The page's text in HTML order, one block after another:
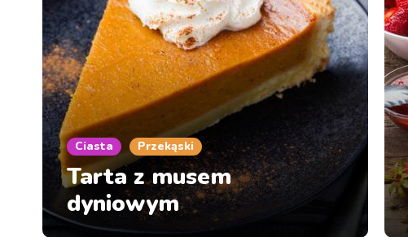
Ciasta Przekąski
Tarta z musem
dyniowym